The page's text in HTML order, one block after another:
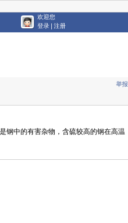
欢迎您
登录
注册
举报
钢中的有害杂物，含硫较高的钢在高温